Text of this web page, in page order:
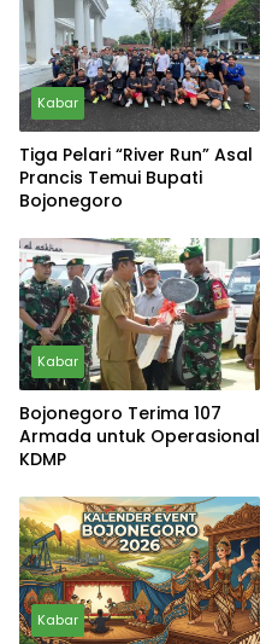
Kabar
Tiga Pelari “River Run” Asal
Prancis Temui Bupati
Bojonegoro
Kabar
Bojonegoro Terima 107
Armada untuk Operasional
KDMP
Kabar